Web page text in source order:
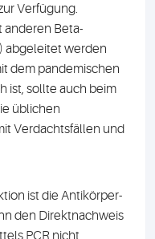
Verfügung.
anderen Beta-
abgeleitet werden
dem pandemischen
ist, sollte auch beim
üblichen
Verdachtsfällen und
ist die Antikörper-
den Direktnachweis
PCR nicht